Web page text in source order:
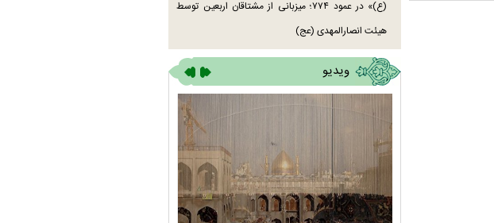
(ع)» در عمود ۷۷۴؛ میزبانی از مشتاقان اربعین توسط
هیئت انصارالمهدی (عج)
ویدیو